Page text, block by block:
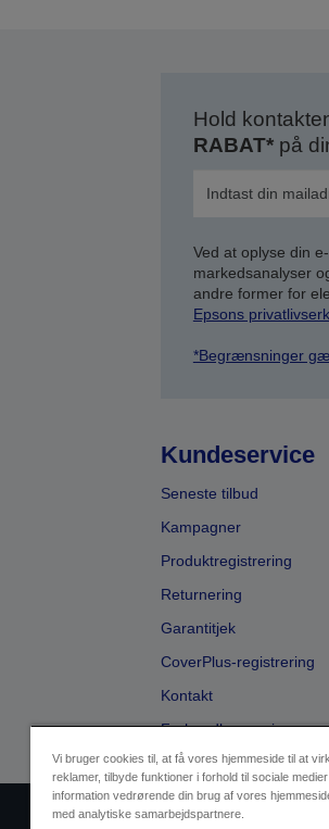
Hold
RABAT*på
Ved at oplyse din
markedsanalyser
andre former for
Epsons
*Begrænsninger
Kundeservice
Seneste tilbud
Kampagner
Produktregistrering
Returnering
Garantitjek
CoverPlus-registrering
Kontakt
Forhandlersøgning
Vi bruger cookies til, at få vores hjemmeside til at
reklamer, tilbyde funktioner i forhold til sociale
information vedrørende din brug af vores
med analytiske samarbejdspartnere.